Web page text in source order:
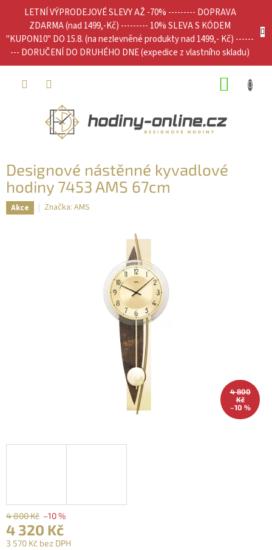
LETNÍ VÝPRODEJOVÉ SLEVY AŽ -70% --------- DOPRAVA
ZDARMA (nad 1499,-Kč) --------- 10% SLEVA S KÓDEM
"KUPON10" DO 15.8. (na nezlevněné produkty nad 1499,- Kč) ------
--- DORUČENÍ DO DRUHÉHO DNE (expedice z vlastního skladu)
Designové nástěnné kyvadlové
hodiny 7453 AMS 67cm
Akce Značka: AMS
4 800
Kč
–10 %
4 800 Kč –10 %
4 320 Kč
3 570 Kč bez DPH